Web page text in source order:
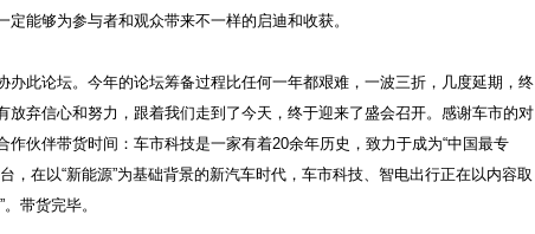
能够为参与者和观众带来不一样的启迪和收获。
办此论坛。今年的论坛筹备过程比任何一年都艰难，一波三折，几度延期，终
放弃信心和努力，跟着我们走到了今天，终于迎来了盛会召开。感谢车市的对
伙伴带货时间：车市科技是一家有着20余年历史，致力于成为“中国最专
，在以“新能源”为基础背景的新汽车时代，车市科技、智电出行正在以内容取
带货完毕。